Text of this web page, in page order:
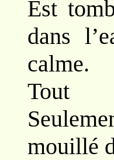
Est
dans
calme.
Tout
mouillé